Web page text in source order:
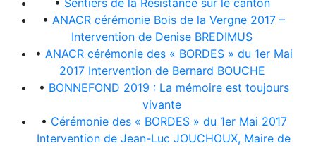
• Sentiers de la Résistance sur le canton
• ANACR cérémonie Bois de la Vergne 2017 –
Intervention de Denise BREDIMUS
• ANACR cérémonie des « BORDES » du 1er Mai
2017 Intervention de Bernard BOUCHE
• BONNEFOND 2019 : La mémoire est toujours
vivante
• Cérémonie des « BORDES » du 1er Mai 2017
Intervention de Jean-Luc JOUCHOUX, Maire de